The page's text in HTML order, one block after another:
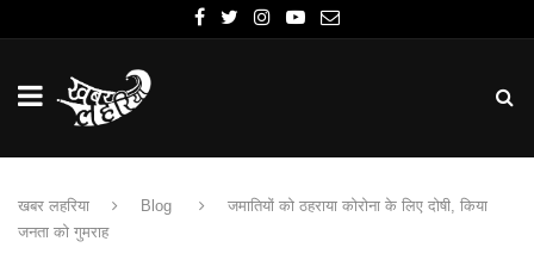
खबर लहरिया Blog
जमातियों को ठहराया कोरोना के लिए दोषी, किया
जनता को गुमराह